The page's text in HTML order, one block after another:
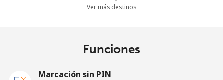
Ver más destinos
Funciones
Marcación sin PIN